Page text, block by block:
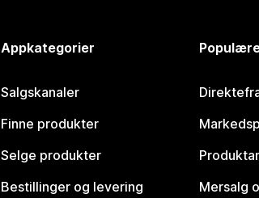
Appkategorier
Salgskanaler
Finne produkter
Selge produkter
Bestillinger og levering
Mersalg